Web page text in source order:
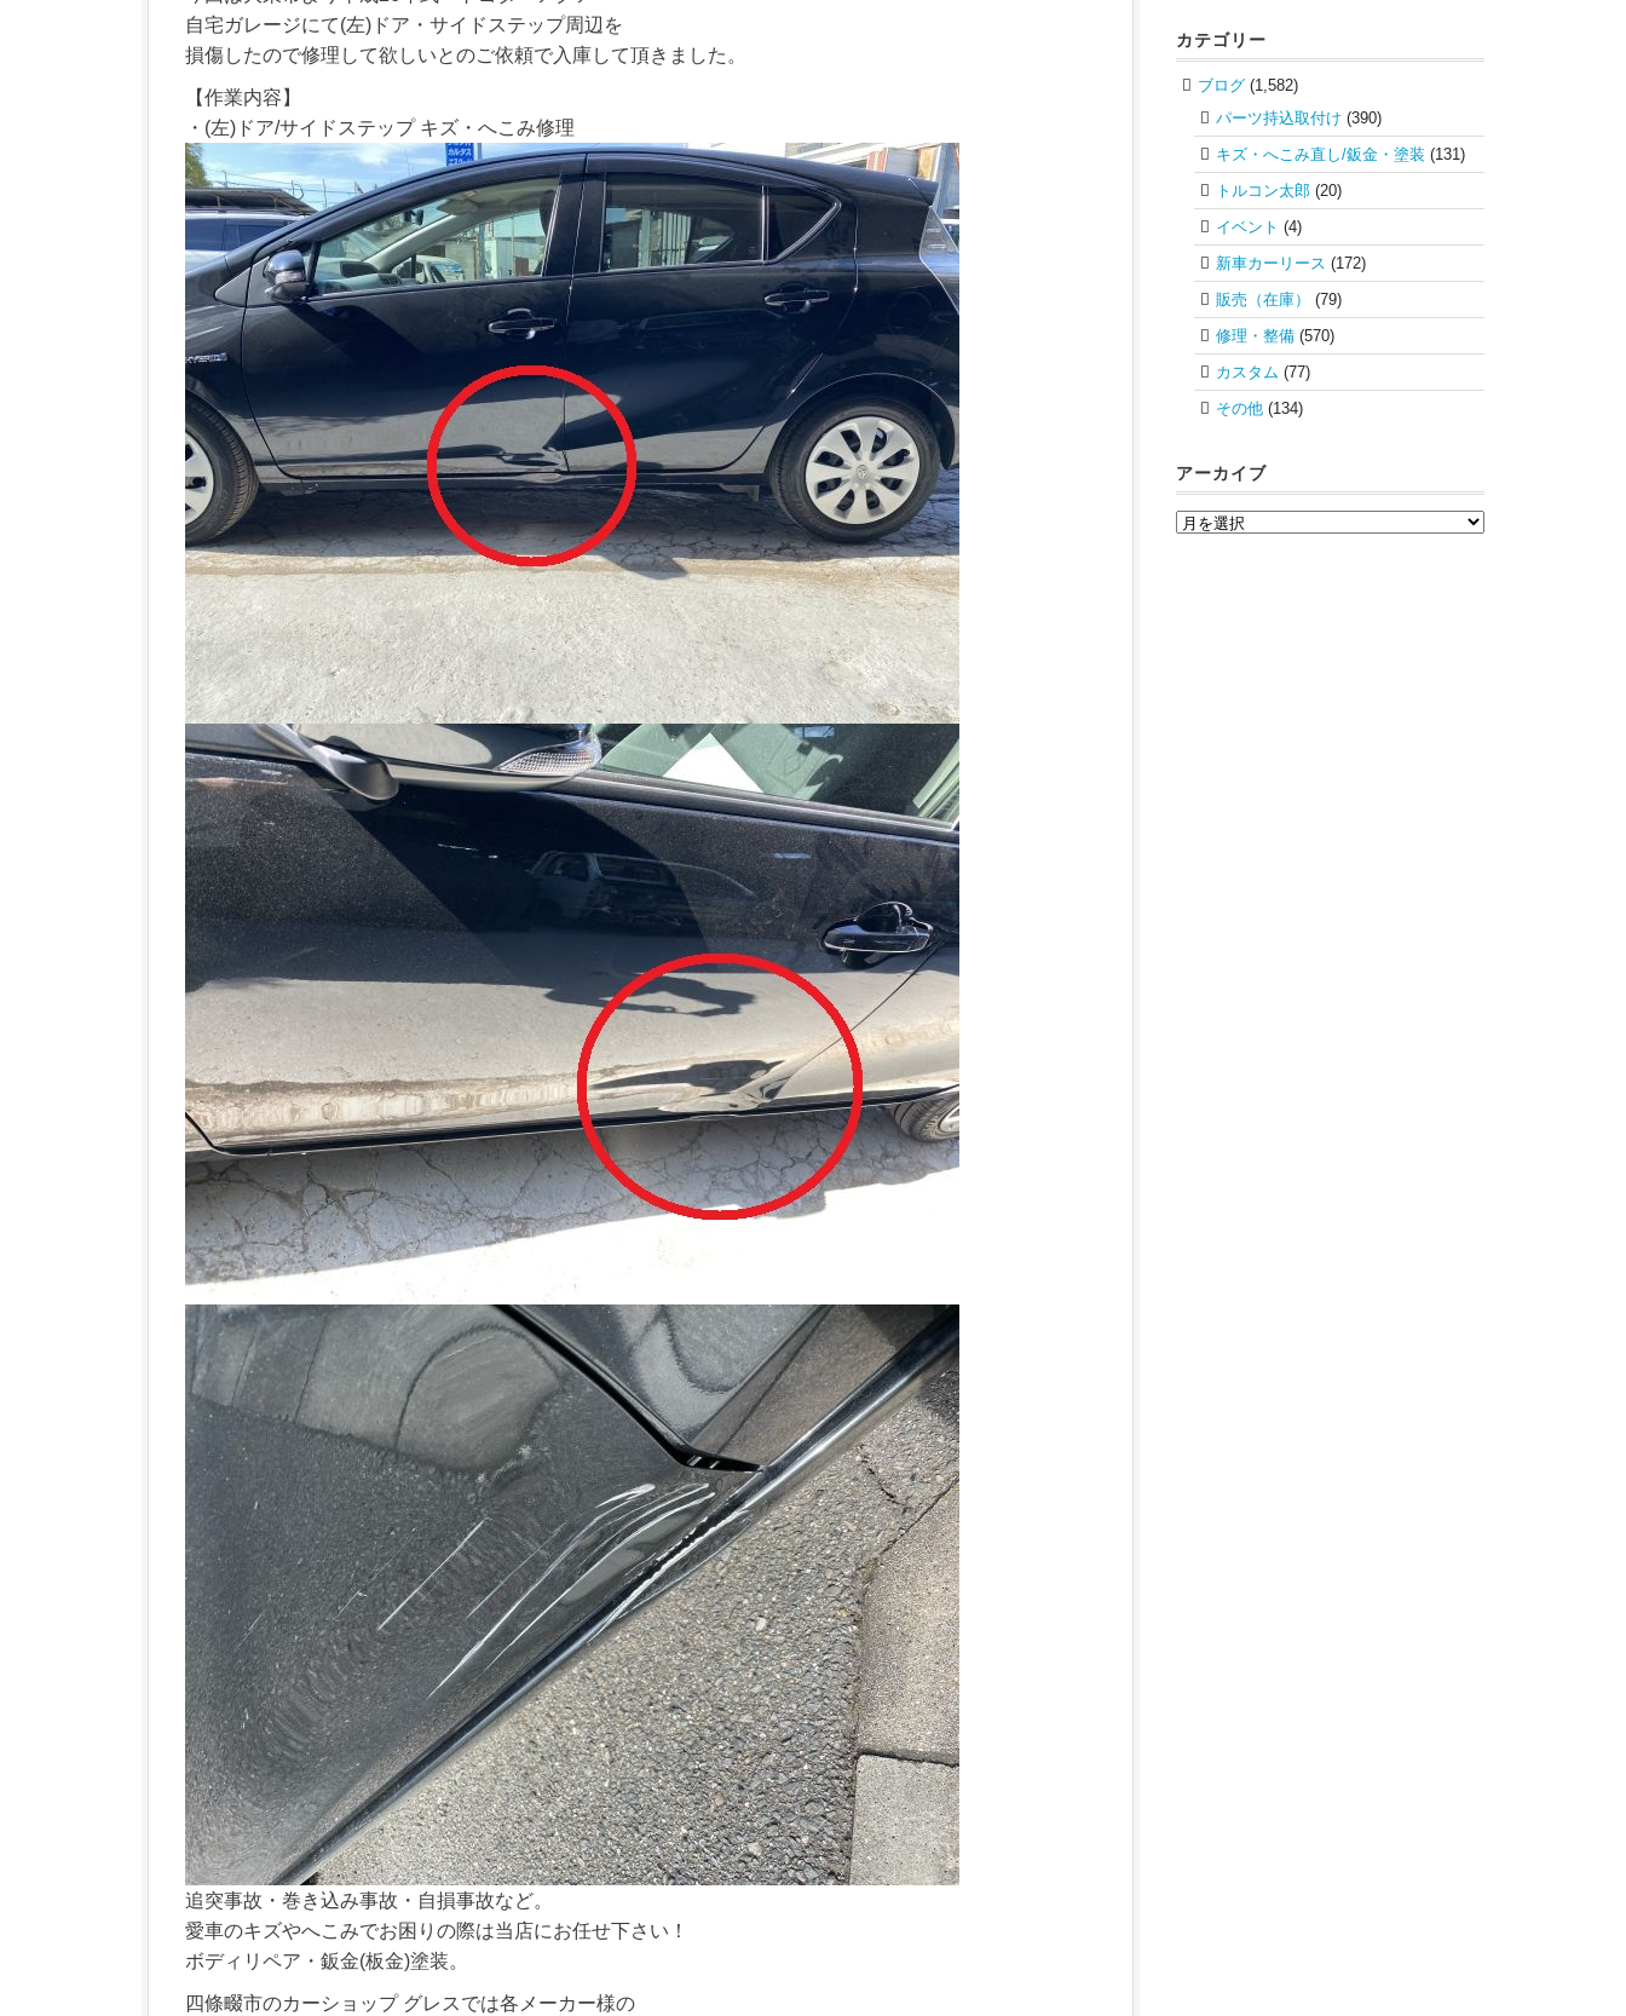
自宅ガレージにて(左)ドア・サイドステップ周辺を
損傷したので修理して欲しいとのご依頼で入庫して頂きました。
【作業内容】
・(左)ドア/サイドステップ キズ・へこみ修理
追突事故・巻き込み事故・自損事故など。
愛車のキズやへこみでお困りの際は当店にお任せ下さい！
ボディリペア・鈑金(板金)塗装。
四條畷市のカーショップ グレスでは各メーカー様の
カテゴリー
ブログ (1,582)
パーツ持込取付け (390)
キズ・へこみ直し/鈑金・塗装 (131)
トルコン太郎 (20)
イベント (4)
新車カーリース (172)
販売（在庫）
(79)
修理・整備 (570)
カスタム (77)
その他 (134)
アーカイブ